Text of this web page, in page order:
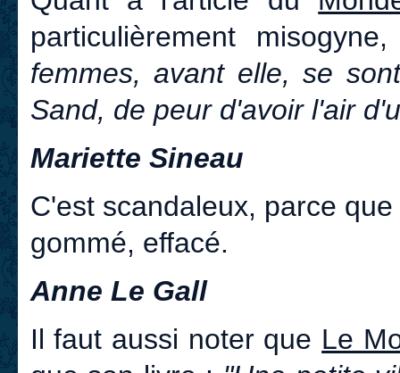
particulièrement
femmes, avant elle, se
Sand, de peur d'avoir l'air
Mariette Sineau
C'est scandaleux, parce
gommé, effacé.
Anne Le Gall
Il faut aussi noter que Le